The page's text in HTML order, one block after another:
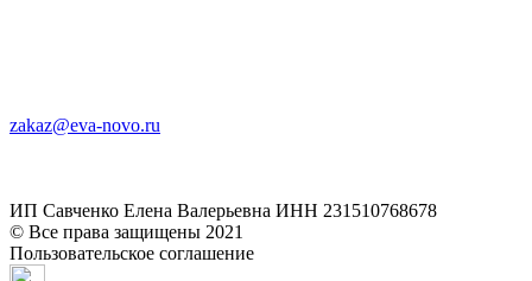
zakaz@eva-novo.ru
ИП Савченко Елена Валерьевна ИНН 231510768678
© Все права защищены 2021
Пользовательское соглашение